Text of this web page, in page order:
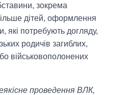
зокрема
дітей, оформлення
які потребують догляду,
родичів загиблих,
військовополонених
проведення ВЛК,